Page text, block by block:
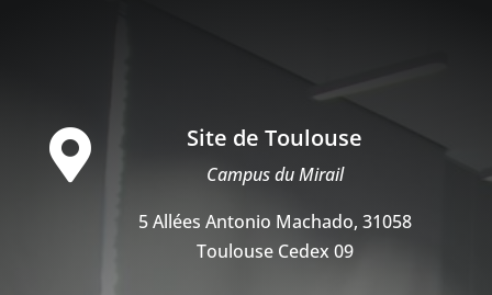
 Site de Toulouse
Campus du Mirail
5 Allées Antonio Machado, 31058
Toulouse Cedex 09